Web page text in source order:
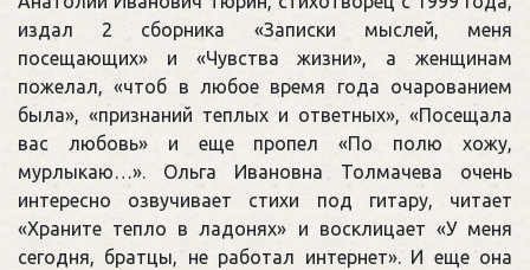
издал 2 сборника «Записки мыслей, меня
посещающих» и «Чувства жизни», а женщинам
пожелал, «чтоб в любое время года очарованием
была», «признаний теплых и ответных», «Посещала
вас любовь» и еще пропел «По полю хожу,
мурлыкаю…». Ольга Ивановна Толмачева очень
интересно озвучивает стихи под гитару, читает
«Храните тепло в ладонях» и восклицает «У меня
сегодня, братцы, не работал интернет». И еще она